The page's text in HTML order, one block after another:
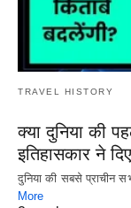
TRAVEL HISTORY
क्या दुनिया की
इतिहासकार ने
दुनिया की सबसे
More